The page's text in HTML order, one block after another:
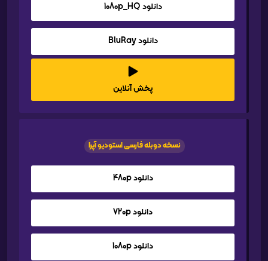
دانلود 1080p_HQ
دانلود BluRay
پخش آنلاین
نسخه دوبله فارسی استودیو آپرا
دانلود 480p
دانلود 720p
دانلود 1080p